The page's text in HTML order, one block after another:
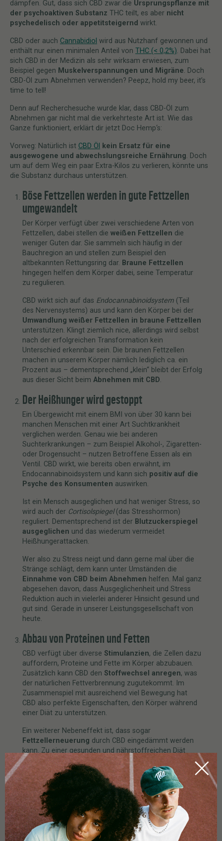
dämpfen. Gut, dass sich CBD zwar die Ursprungspflanze mit
der psychoaktiven Substanz THC teilt, es aber nicht
psychedelisch oder appetitsteigernd wirkt.
CBD oder auch Cannabidiol wird aus Nutzhanf gewonnen und
enthält nur einen minimalen Anteil von THC (< 0,2%). Dabei hat
sich CBD in der Medizin als sehr wirksam erwiesen, zum
Beispiel gegen Muskelverspannungen und Migräne. Doch
CBD-Öl zum Abnehmen verwenden? Peepz, hold my beer, it’s
time to tell!
Denn auf Recherchesuche wurde klar, dass CBD-Öl zum
Abnehmen gar nicht mal die verkehrteste Art ist. Wie das
Ganze funktioniert, erklärt dir jetzt Doc Hemp‘s:
Vorweg: Natürlich ist CBD Öl
kein Ersatz für eine
ausgewogene und abwechslungsreiche Ernährung. Doch
um auf dem Weg ein paar Extra-Kilos zu verlieren, könnte uns
die Substanz durchaus unterstützen.
Böse Fettzellen werden in gute Fettzellen
umgewandelt
Der Körper verfügt über zwei verschiedene Arten von
Fettzellen, dabei stellen die weißen Fettzellen die
weniger Guten dar. Sie sammeln sich häufig in der
Bauchregion an und stellen zum Beispiel den
altbekannten Rettungsring dar. Braune Fettzellen
hingegen helfen dem Körper dabei, seine Temperatur
zu regulieren.
CBD wirkt sich auf das Endocannabinoidsystem (Teil
des Nervensystems) aus und kann den Körper bei der
Umwandlung weißer Fettzellen in braune Fettzellen
unterstützen. Klingt ziemlich nice, allerdings wird selbst
nach der erfolgreichen Transformation kein
Unterschied erkennbar sein. Die braunen Fettzellen
machen in unserem Körper nämlich lediglich ca. ein
Prozent aus – dementsprechend „klein“ bleibt der Erfolg
aus dieser Sicht beim Abnehmen mit CBD.
Der Heißhunger wird gestoppt
Ein Übergewicht mit einem BMI von über 30 kann bei
manchen Menschen mit einer Art Suchtkrankheit
verglichen werden. Genau wie bei anderen
Suchterkrankungen – zum Beispiel Alkohol-, Zigaretten-
oder Drogensucht – nutzen Betroffene Essen als ein
Ventil. CBD wirkt, wie bereits oben erwähnt, im
Endocannabinoidsystem und kann sich positiv auf die
Psyche des Konsumenten auswirken.
Ist ein Mensch ausgeglichen und hat weniger Stress, so
wird auch der Cortisolspiegel(das Stresshormon)
reguliert. Dementsprechend ist der Blutzuckerspiegel
ausgeglichen und das wiederum vermeidet
Heißhungerattacken.
Wer also zu Stress neigt und dann gerne mal über die
Stränge schlägt, dem kann unter Umständen die
Einnahme von CBD beim Abnehmen helfen. Mal ganz
abgesehen davon, dass Ausgeglichenheit und Stress
Reduktion auch in vielerlei anderer Hinsicht gesund und
gut sind. Gerade in unserer Leistungsgesellschaft von
heute.
Abbau von Proteinen und Fetten
CBD verfügt über diverse Stimulanzien, die Zellen dazu
auffordern, Proteine und Fette im Körper abzubauen.
Zusätzlich kann CBD den Stoffwechsel anregen, was
der natürlichen Fettverbrennung zugutekommt. Im
Zusammenspiel mit ausreichend viel Bewegung hat
CBD also perfekte Eigenschaften, den Körper während
einer Diät zu unterstützen.
Ein weiterer Nebeneffekt ist, dass sogar
Fettzellerneuerung durch CBD eingedämmt werden
kann. Zu einer gesunden und nährstoffreichen Diät
kann CBD-Öl zum Abnehmen also durchaus sinnvoll
sein. Cannabidiol soll nachweislich sogar den Appetit
hemmen und somit Lust auf Junkfood eindämmen.
Trotz dessen sind keine Wunder von der alleinigen
Einnahme von
CBD-Ölzum Abnehmenzu erwarten,
denn: Der Mensch ist ein komplexer Bewegungsapparat
– fehlt ihm auf Dauer die Bewegung, schläft der
Stoffwechsel ein und es werden zu wenig Kalorien